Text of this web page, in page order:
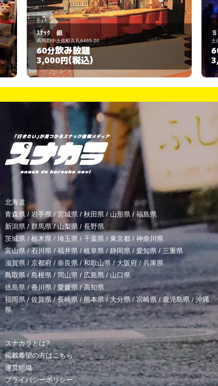
ｽﾅｯｸ 銀
高岡郡中土佐町久礼6465-20
60分飲み放題
3,000円(税込)
土
北海道
青森県 / 岩手県/ 宮城県 / 秋田県 / 山形県/ 福島県
新潟県 /群馬県/山梨県 / 長野県
茨城県 / 栃木県 / 埼玉県 / 千葉県 / 東京都 / 神奈川県
富山県 /石川県/福井県/岐阜県 / 静岡県 / 愛知県 / 三重県
滋賀県 / 京都府 / 奈良県 / 和歌山県/ 大阪府 /兵庫県
鳥取県/ 島根県 /岡山県/ 広島県 / 山口県
徳島県 /香川県 / 愛媛県/高知県
福岡県/佐賀県/長崎県 /熊本県/ 大分県/宮崎県 /鹿児島県 / 沖縄
県
スナカラとは?
掲載希望の方はこちら
運営組織
プライバシーポリシー